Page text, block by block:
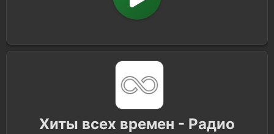
Хиты всех времен - Радио